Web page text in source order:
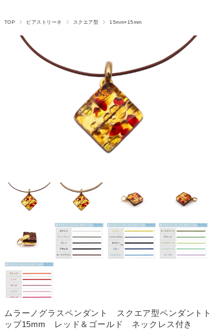
TOP ピアストリーネ スクエア型 15mm×15mm
ムラーノグラスペンダント スクエア型ペンダントト
ップ15mm レッド＆ゴールド ネックレス付き